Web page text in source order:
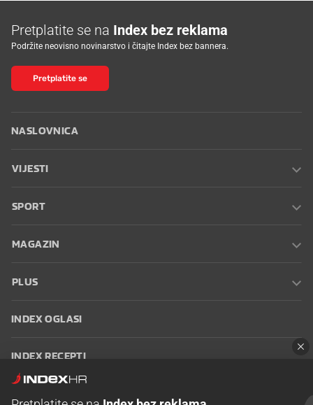
Pretplatite se na Index bez reklama
Podržite neovisno novinarstvo i čitajte Index bez bannera.
Pretplatite se
NASLOVNICA
VIJESTI
SPORT
MAGAZIN
PLUS
INDEX OGLASI
INDEX RECEPTI